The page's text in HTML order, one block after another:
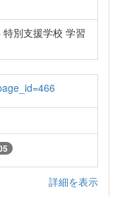
別支援学校 学習
詳細を表示